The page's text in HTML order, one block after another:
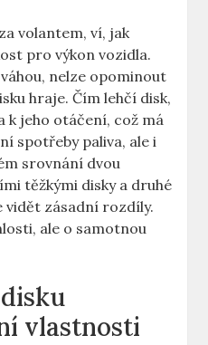
‌volantem, ‍ví, jak
pro ‍výkon vozidla.
‍nelze opominout
hraje. Čím lehčí disk,
k jeho otáčení, což má
spotřeby paliva, ale i
srovnání ‌dvou
těžkými disky a druhé
vidět zásadní rozdíly.
ale o samotnou
vlastnosti